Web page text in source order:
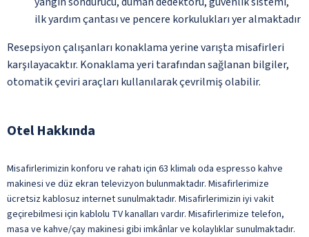
ilk yardım çantası ve pencere korkulukları yer almaktadır
Resepsiyon çalışanları konaklama yerine varışta misafirleri
karşılayacaktır. Konaklama yeri tarafından sağlanan bilgiler,
otomatik çeviri araçları kullanılarak çevrilmiş olabilir.
Otel Hakkında
Misafirlerimizin konforu ve rahatı için 63 klimalı oda espresso kahve
makinesi ve düz ekran televizyon bulunmaktadır. Misafirlerimize
ücretsiz kablosuz internet sunulmaktadır. Misafirlerimizin iyi vakit
geçirebilmesi için kablolu TV kanalları vardır. Misafirlerimize telefon,
masa ve kahve/çay makinesi gibi imkânlar ve kolaylıklar sunulmaktadır.